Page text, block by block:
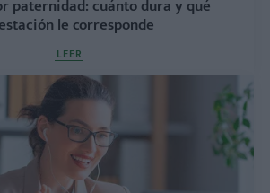
paternidad: cuánto dura y qué
le corresponde
LEER